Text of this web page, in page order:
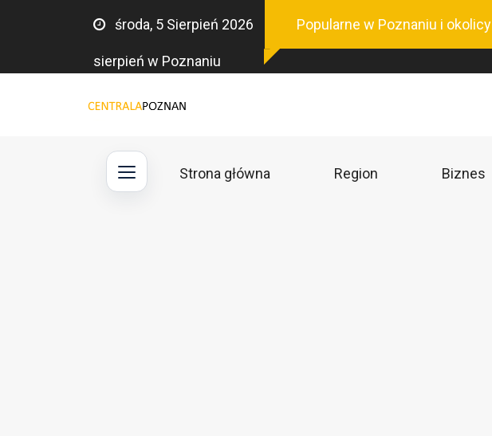
środa, 5 Sierpień 2026 Popularne w Poznaniu i okolicy
sierpień w Poznaniu
Strona główna Region Biznes